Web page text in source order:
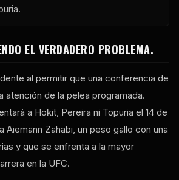
EL VERDADERO PROBLEMA.
al permitir que una conferencia de
atención de la pelea programada.
a Hokit, Pereira ni Topuria el 14 de
Aiemann Zahabi, un peso gallo con una
y que se enfrenta a la mayor
en la UFC.